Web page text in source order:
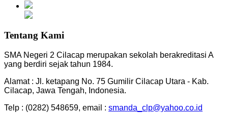
Tentang Kami
SMA Negeri 2 Cilacap merupakan sekolah berakreditasi A
yang berdiri sejak tahun 1984.
Alamat : Jl. ketapang No. 75 Gumilir Cilacap Utara - Kab.
Cilacap, Jawa Tengah, Indonesia.
Telp : (0282) 548659, email : smanda_clp@yahoo.co.id